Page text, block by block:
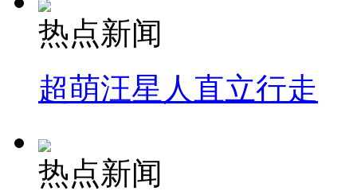
热点新闻
超萌汪星人直立行走
热点新闻